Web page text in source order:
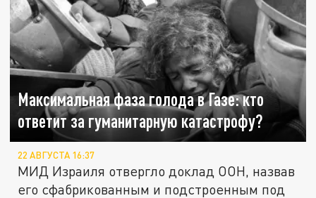
Максимальная фаза голода в Газе: кто
ответит за гуманитарную катастрофу?
22 АВГУСТА 16:37
МИД Израиля отвергло доклад ООН, назвав
его сфабрикованным и подстроенным под